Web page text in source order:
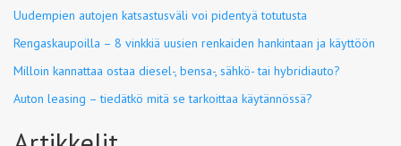
Uudempien autojen katsastusväli voi pidentyä totutusta
Rengaskaupoilla – 8 vinkkiä uusien renkaiden hankintaan ja käyttöön
Milloin kannattaa ostaa diesel-, bensa-, sähkö- tai hybridiauto?
Auton leasing – tiedätkö mitä se tarkoittaa käytännössä?